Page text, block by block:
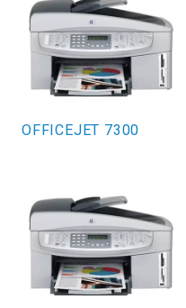
OFFICEJET 7300